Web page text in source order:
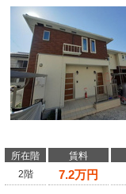
所在階 賃料
2階
7.2万円